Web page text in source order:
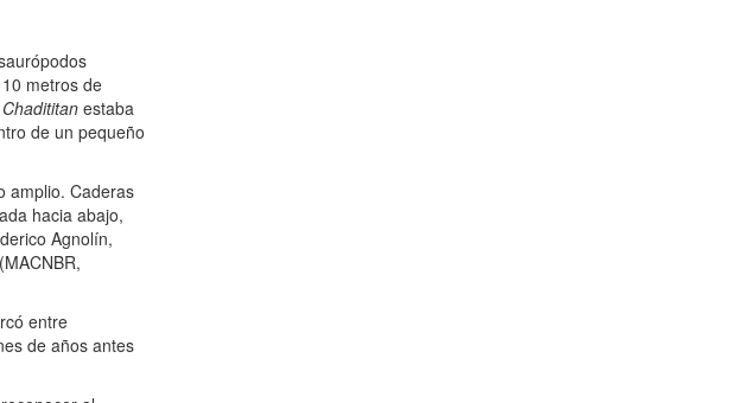
metros de
Chadititan estaba
de un pequeño
amplio. Caderas
hacia abajo,
Agnolín,
entre
de años antes